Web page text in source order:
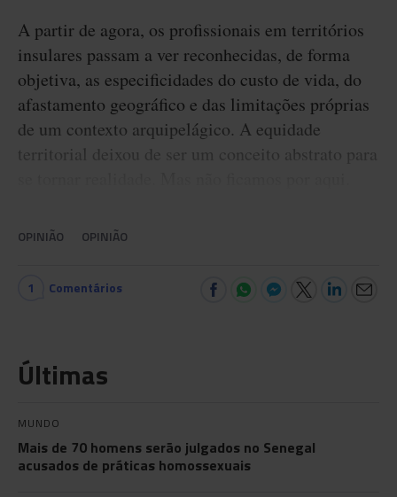
A partir de agora, os profissionais em territórios
insulares passam a ver reconhecidas, de forma
objetiva, as especificidades do custo de vida, do
afastamento geográfico e das limitações próprias
de um contexto arquipelágico. A equidade
territorial deixou de ser um conceito abstrato para
OPINIÃO OPINIÃO
1 Comentários
Últimas
MUNDO
Mais de 70 homens serão julgados no Senegal
acusados de práticas homossexuais